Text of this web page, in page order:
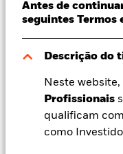
Antes de
seguintes Termos
Descrição do
Neste website,
Profissionais
qualificam
como
Profissionais
Portugal
Change location
BlackRock
iShares
EUR 160,04
Variação do NAV a dia 06
EUR -0,26 (-
Retorno total do NAV 06